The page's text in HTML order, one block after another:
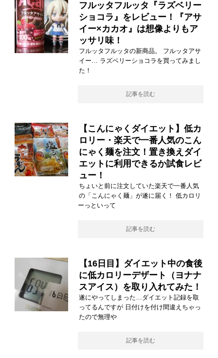
フルッタフルッタ『ラズベリー
ショコラ』をレビュー！『アサ
イー×カカオ』は想像よりもア
ッサリ味！
フルッタフルッタの新商品。 フルッタアサ
イー… ラズベリーショコラを買ってみまし
た！
記事を読む
【こんにゃくダイエット】低カ
ロリー・楽天で一番人気のこん
にゃく麺を注文！置き換えダイ
エットに利用できるか試食レビ
ュー！
ちょいと前に注文していた楽天で一番人気
の「こんにゃく麺」が遂に届く！ 低カロリ
ーっといって
記事を読む
【16日目】ダイエット中の食後
に低カロリーデザート（ヨナナ
スアイス）を取り入れてみた！
遂にやってしまった…ダイエット記録を取
ってるんですが 日付けを付け間違えちゃっ
たので無理や
記事を読む